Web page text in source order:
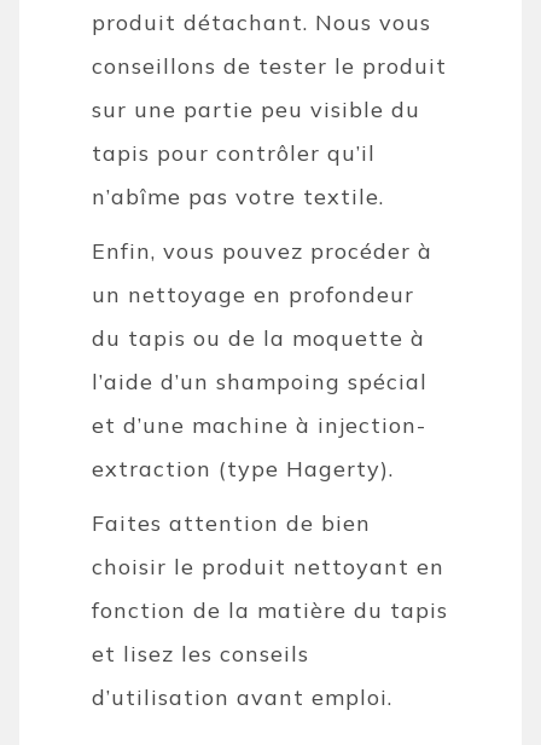
produit détachant. Nous vous
conseillons de tester le produit
sur une partie peu visible du
tapis pour contrôler qu’il
n’abîme pas votre textile.
Enfin, vous pouvez procéder à
un nettoyage en profondeur
du tapis ou de la moquette à
l’aide d’un shampoing spécial
et d’une machine à injection-
extraction (type Hagerty).
Faites attention de bien
choisir le produit nettoyant en
fonction de la matière du tapis
et lisez les conseils
d’utilisation avant emploi.